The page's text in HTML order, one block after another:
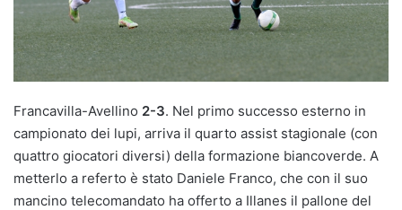
Francavilla-Avellino 2-3. Nel primo successo esterno in
campionato dei lupi, arriva il quarto assist stagionale (con
quattro giocatori diversi) della formazione biancoverde. A
metterlo a referto è stato Daniele Franco, che con il suo
mancino telecomandato ha offerto a Illanes il pallone del